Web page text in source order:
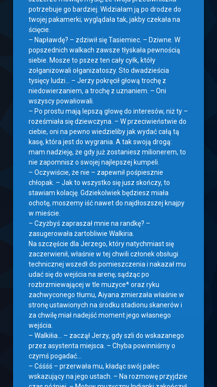
potrzebuje go bardziej. Widziałam ją po drodze do
twojej pakamerki; wyglądała tak, jakby czekała na
ścięcie.
– Napławdę? – zdziwił się Tasiemiec. – Dziwne. W
popszednich walkach zawsze tłyskała pewnością
siebie. Mosze to pszez ten cały cyłk, któły
zołganizowali ołganizatoszy. Sto dwadzieścia
tysięcy ludzi… – Jerzy pokręcił głową trochę z
niedowierzaniem, a trochę z uznaniem. – Oni
wszyscy powałiowali.
– Po prostu mają lepszą głowę do interesów, niż ty –
roześmiała się dziewczyna. – W przeciwieństwie do
ciebie, oni na pewno wiedzieliby jak wydać całą tą
kasę, która jest do wygrania. A tak swoją drogą:
mam nadzieję, że gdy już zostaniesz milionerem, to
nie zapomnisz o swojej najlepszej kumpeli.
– Oczywiście, że nie – zapewnił pośpiesznie
chłopak. – Jak to wszystko się jusz skończy, to
stawiam kolację. Gdziekolwiek będziesz miała
ochotę, moszemy iść nawet do najdłoszszej knajpy
w mieście.
– Czyżbyś zapraszał mnie na randkę? –
zasugerowała żartobliwie Walkiria.
Na szczęście dla Jerzego, który natychmiast się
zaczerwienił, właśnie w tej chwili członek obsługi
technicznej wszedł do pomieszczenia i nakazał mu
udać się do wejścia na arenę; sądząc po
rozbrzmiewającej w tle muzyce* oraz ryku
zachwyconego tłumu, Aiyana zmierzała właśnie w
stronę ustawionych na środku stadionu skanerów i
za chwilę miał nadejść moment jego własnego
wejścia.
– Walkiłia… – zaczął Jerzy, gdy szli do wskazanego
przez asystenta miejsca. – Chyba powinniśmy o
czymś pogadać…
– Cśśśś – przerwała mu, kładąc swój palec
wskazujący na jego ustach. – Na rozmowę przyjdzie